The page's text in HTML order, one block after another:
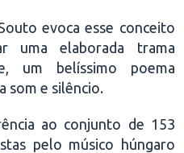
evoca esse conceito
uma elaborada trama
um belíssimo poema
som e silêncio.
ao conjunto de 153
pelo músico húngaro